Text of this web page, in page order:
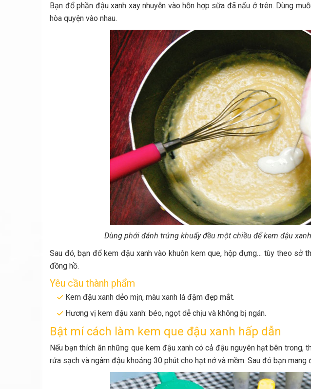
Bạn đổ phần đậu xanh xay nhuyễn vào hỗn hợp sữa đã nấu ở trên. Dùng
hòa quyện vào nhau.
Dùng phới đánh trứng khuấy đều một chiều để kem đậu
Sau đó, bạn đổ kem đậu xanh vào khuôn kem que, hộp đựng… tùy theo sở
đồng hồ.
Yêu cầu thành phẩm
Kem đậu xanh dẻo mịn, màu xanh lá đậm đẹp mắt.
Hương vị kem đậu xanh: béo, ngọt dễ chịu và không bị ngán.
Bật mí cách làm kem que đậu xanh hấp dẫn
Nếu bạn thích ăn những que kem đậu xanh có cả đậu nguyên hạt bên trong,
rửa sạch và ngâm đậu khoảng 30 phút cho hạt nở và mềm. Sau đó bạn